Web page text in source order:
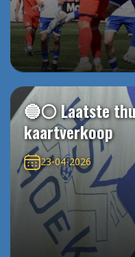
🔵⚪️ Laatste
kaartverkoop
23-04-2026